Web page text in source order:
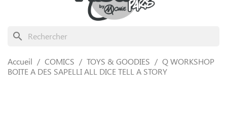
search
Accueil COMICS TOYS & GOODIES
Q WORKSHOP
BOITE A DES SAPELLI ALL DICE TELL A STORY